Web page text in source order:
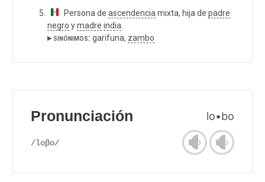
Persona de ascendencia mixta, hija de padre
negro ymadre india
▸ sinónimos: garifuna, zambo
Pronunciación lo•bo
/loβo/